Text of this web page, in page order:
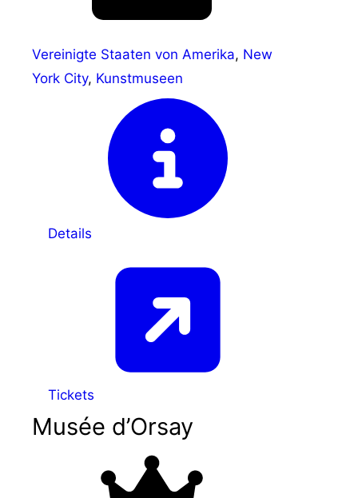
Vereinigte Staaten von Amerika, New
York City, Kunstmuseen
Details
Tickets
Musée d’Orsay